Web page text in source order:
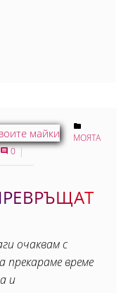
МОЯТА
0
очаквам с
прекараме време
и